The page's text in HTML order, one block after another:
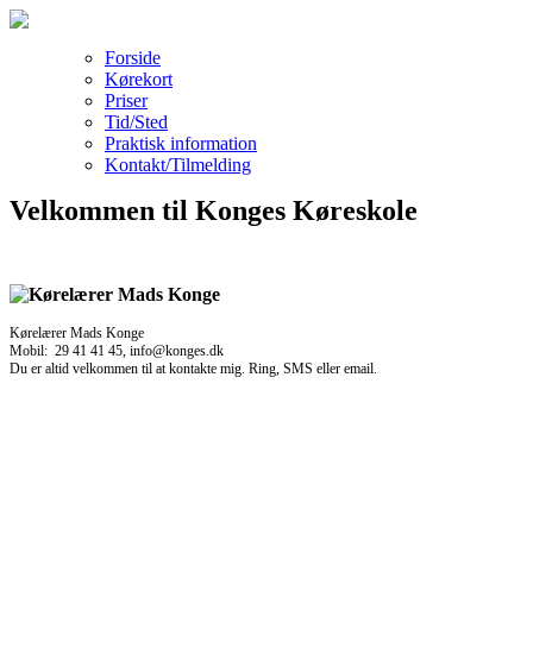
Forside
Kørekort
Priser
Tid/Sted
Praktisk information
Kontakt/Tilmelding
Velkommen til Konges Køreskole
Kørelærer Mads Konge
Mobil: 29 41 41 45, info@konges.dk
Du er altid velkommen til at kontakte mig. Ring, SMS eller email.